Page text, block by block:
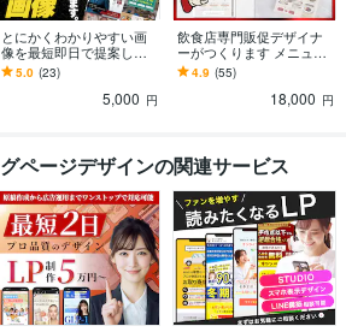
とにかくわかりやすい画
像を最短即日で提案しま
す SNSのヘッダーも対応
可能！あなたのイメージ
5.0 (23)
5,000 円
飲食店専門販促デザイナ
ーがつくります メニュー
やPOPで集客力UP！売上
に繋がるデザイン
4.9 (55)
18,000 円
ページデザインの関連サービス